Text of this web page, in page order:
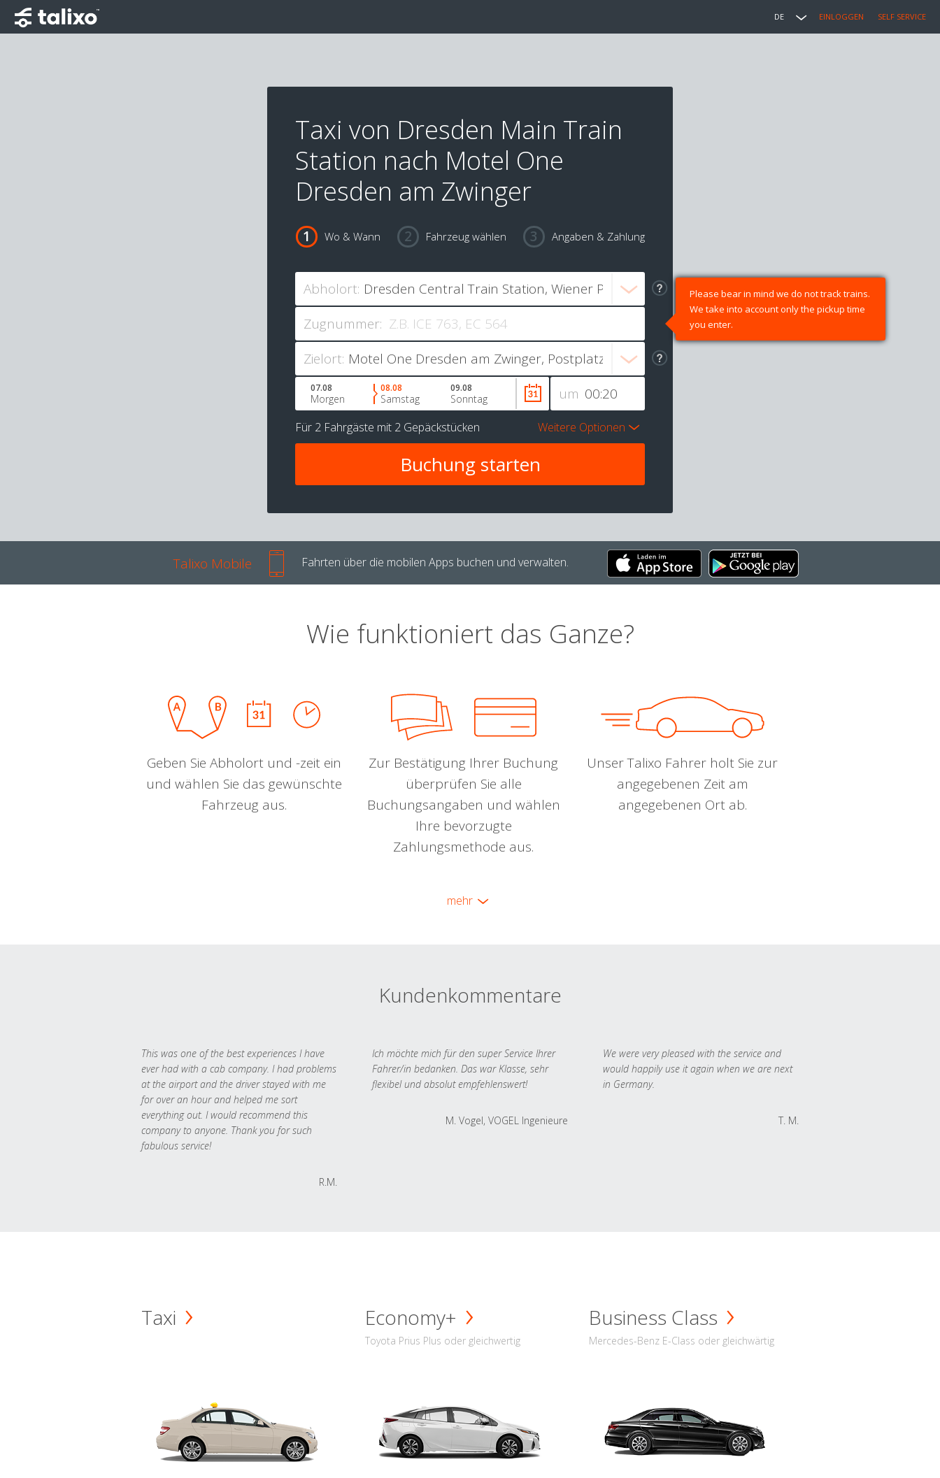
DE EINLOGGEN SELF SERVICE
Taxi von Dresden Main Train
Station nach Motel One
Dresden am Zwinger
Wo & Wann Fahrzeug wählen Angaben & Zahlung
Abholort:
Zugnummer:
Please bear in mind we do not track trains.
We take into account only the pickup time
you enter.
Zielort:
um
07.08
Morgen
08.08
Samstag
09.08
Sonntag
Für 2 Fahrgäste mit 2 Gepäckstücken Weitere Optionen
Talixo Mobile Fahrten über die mobilen Apps buchen und verwalten.
Wie funktioniert das Ganze?
Geben Sie Abholort und -zeit ein
und wählen Sie das gewünschte
Fahrzeug aus.
Zur Bestätigung Ihrer Buchung
überprüfen Sie alle
Buchungsangaben und wählen
Ihre bevorzugte
Zahlungsmethode aus.
Unser Talixo Fahrer holt Sie zur
angegebenen Zeit am
angegebenen Ort ab.
mehr
Kundenkommentare
This was one of the best experiences I have
ever had with a cab company. I had problems
at the airport and the driver stayed with me
for over an hour and helped me sort
everything out. I would recommend this
company to anyone. Thank you for such
fabulous service!
R.M.
Ich möchte mich für den super Service Ihrer
Fahrer/in bedanken. Das war Klasse, sehr
flexibel und absolut empfehlenswert!
M. Vogel, VOGEL Ingenieure
We were very pleased with the service and
would happily use it again when we are next
in Germany.
T. M.
Taxi Economy+
Toyota Prius Plus oder gleichwertig
Business Class
Mercedes-Benz E-Class oder gleichwärtig